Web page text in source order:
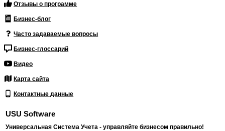
Отзывы о программе
Бизнес-блог
Часто задаваемые вопросы
Бизнес-глоссарий
Видео
Карта сайта
Контактные данные
USU Software
Универсальная Система Учета - управляйте бизнесом правильно!